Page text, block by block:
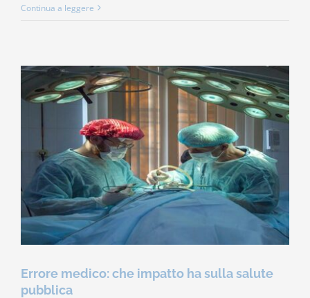
se
rifiuta
di
visitare
un
paziente
grave
Continua a leggere
Errore medico: che impatto ha sulla salute
pubblica